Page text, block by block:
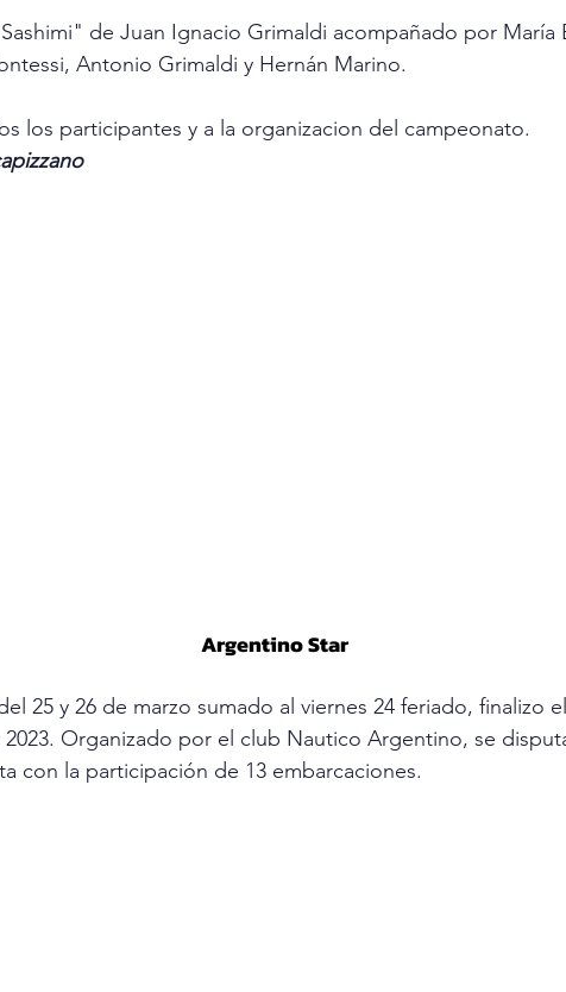
de Juan Ignacio Grimaldi acompañado por María
Antonio Grimaldi y Hernán Marino.
los participantes y a la organizacion del campeonato.
Argentino Star
25 y 26 de marzo sumado al viernes 24 feriado, finalizo
Organizado por el club Nautico Argentino, se
con la participación de 13 embarcaciones.